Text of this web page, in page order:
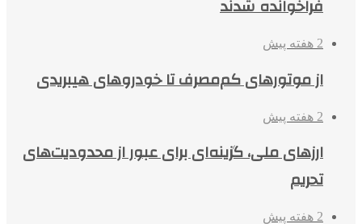
فراخوانده شدند
2 هفته پیش
از موتورهای کم‌مصرف تا خودروهای هیبریدی
2 هفته پیش
ارزهای ملی، گزینه‌ای برای عبور از محدودیت‌های
تحریم
2 هفته پیش